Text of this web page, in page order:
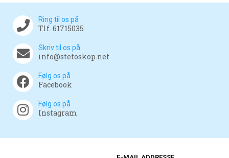
Ring til os på
Tlf. 61715035
Skriv til os på
info@stetoskop.net
Følg os på
Facebook
Følg os på
Instagram